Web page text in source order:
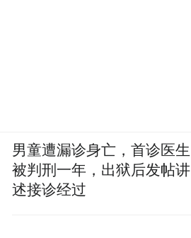
男童遭漏诊身亡，首诊医生
被判刑一年，出狱后发帖讲
述接诊经过